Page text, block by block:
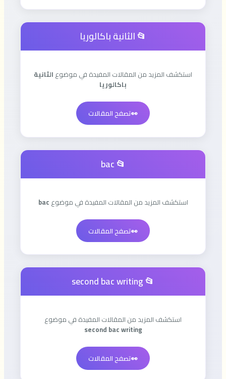
📂 الثانية باكالوريا
استكشف المزيد من المقالات المفيدة في موضوع الثانية
باكالوريا
👀تصفح المقالات
📂 bac
استكشف المزيد من المقالات المفيدة في موضوع bac
👀تصفح المقالات
📂 second bac writing
استكشف المزيد من المقالات المفيدة في موضوع
second bac writing
👀تصفح المقالات